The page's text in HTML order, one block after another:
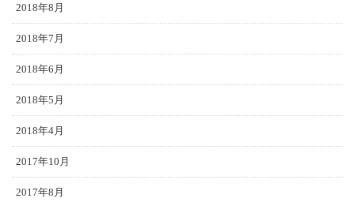
2018年8月
2018年7月
2018年6月
2018年5月
2018年4月
2017年10月
2017年8月